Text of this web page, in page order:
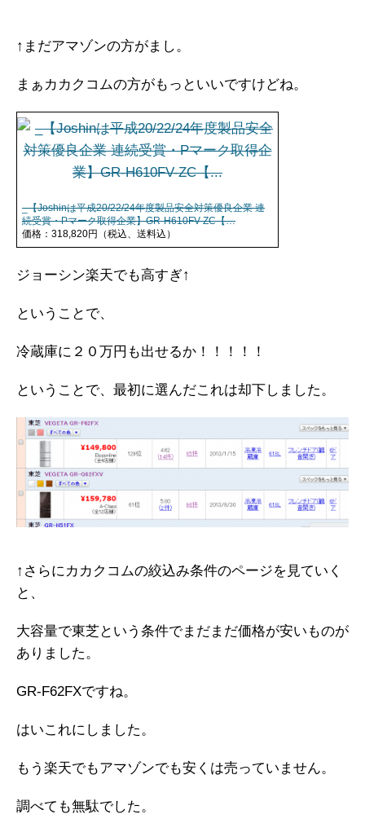
↑まだアマゾンの方がまし。
まぁカカクコムの方がもっといいですけどね。
_【Joshinは平成20/22/24年度製品安全対策優良企業 連
続受賞・Pマーク取得企業】GR-H610FV-ZC【…
価格：318,820円（税込、送料込）
ジョーシン楽天でも高すぎ↑
ということで、
冷蔵庫に２０万円も出せるか！！！！！
ということで、最初に選んだこれは却下しました。
↑さらにカカクコムの絞込み条件のページを見ていく
と、
大容量で東芝という条件でまだまだ価格が安いものが
ありました。
GR-F62FXですね。
はいこれにしました。
もう楽天でもアマゾンでも安くは売っていません。
調べても無駄でした。